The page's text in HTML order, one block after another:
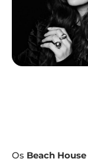
Os Beach House